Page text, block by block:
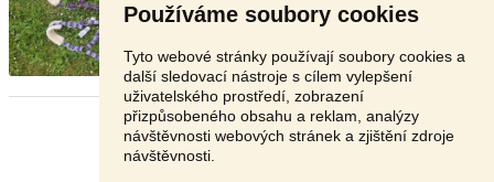
Používáme soubory cookies
Tyto webové stránky používají soubory cookies a
další sledovací nástroje s cílem vylepšení
uživatelského prostředí, zobrazení
přizpůsobeného obsahu a reklam, analýzy
návštěvnosti webových stránek a zjištění zdroje
návštěvnosti.
400 Kč
Stránka: 1 2 3 Další